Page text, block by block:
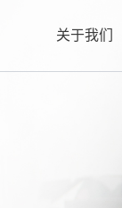
关于我们